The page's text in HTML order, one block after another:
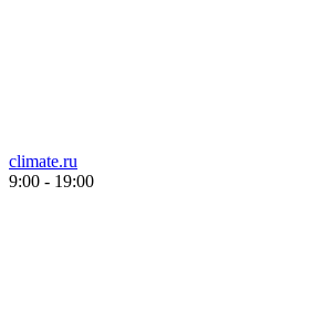
climate.ru
9:00 - 19:00